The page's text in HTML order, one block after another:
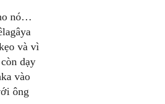
nó…
và vì
dạy
vào
ông